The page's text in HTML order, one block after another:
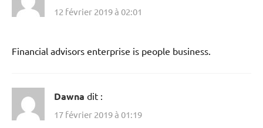
12 février 2019 à 02:01
Financial advisors enterprise is people business.
Dawna dit :
17 février 2019 à 01:19